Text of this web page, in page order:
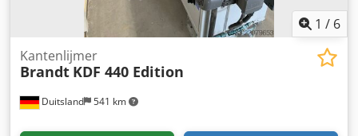
1 / 6
Duitsland 541 km
Kantenlijmer
Brandt KDF 440 Edition